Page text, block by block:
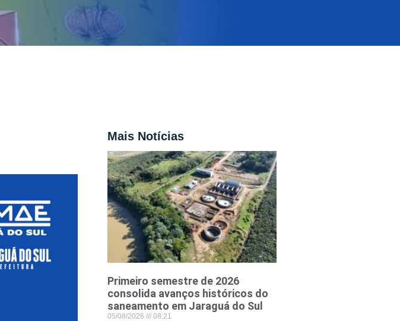
Mais Notícias
Primeiro semestre de 2026
consolida avanços históricos do
saneamento em Jaraguá do Sul
05/08/2026 08:21